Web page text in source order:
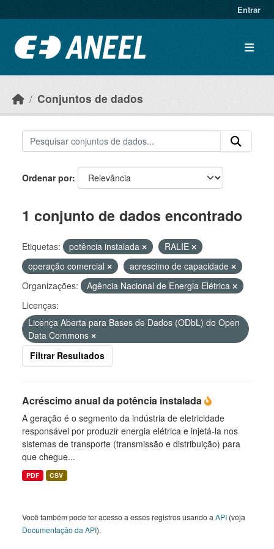
Entrar
Conjuntos de dados
Ordenar por
1 conjunto de dados encontrado
Etiquetas: potência instalada
RALIE
operação comercial
acrescimo de capacidade
Organizações:
Agência Nacional de Energia Elétrica
Licenças:
Licença Aberta para Bases de Dados (ODbL) do Open
Data Commons
Filtrar Resultados
Acréscimo anual da potência instalada
A geração é o segmento da indústria de eletricidade
responsável por produzir energia elétrica e injetá-la nos
sistemas de transporte (transmissão e distribuição) para
que chegue...
PDF CSV
Você também pode ter acesso a esses registros usando a API (veja
Documentação da API).